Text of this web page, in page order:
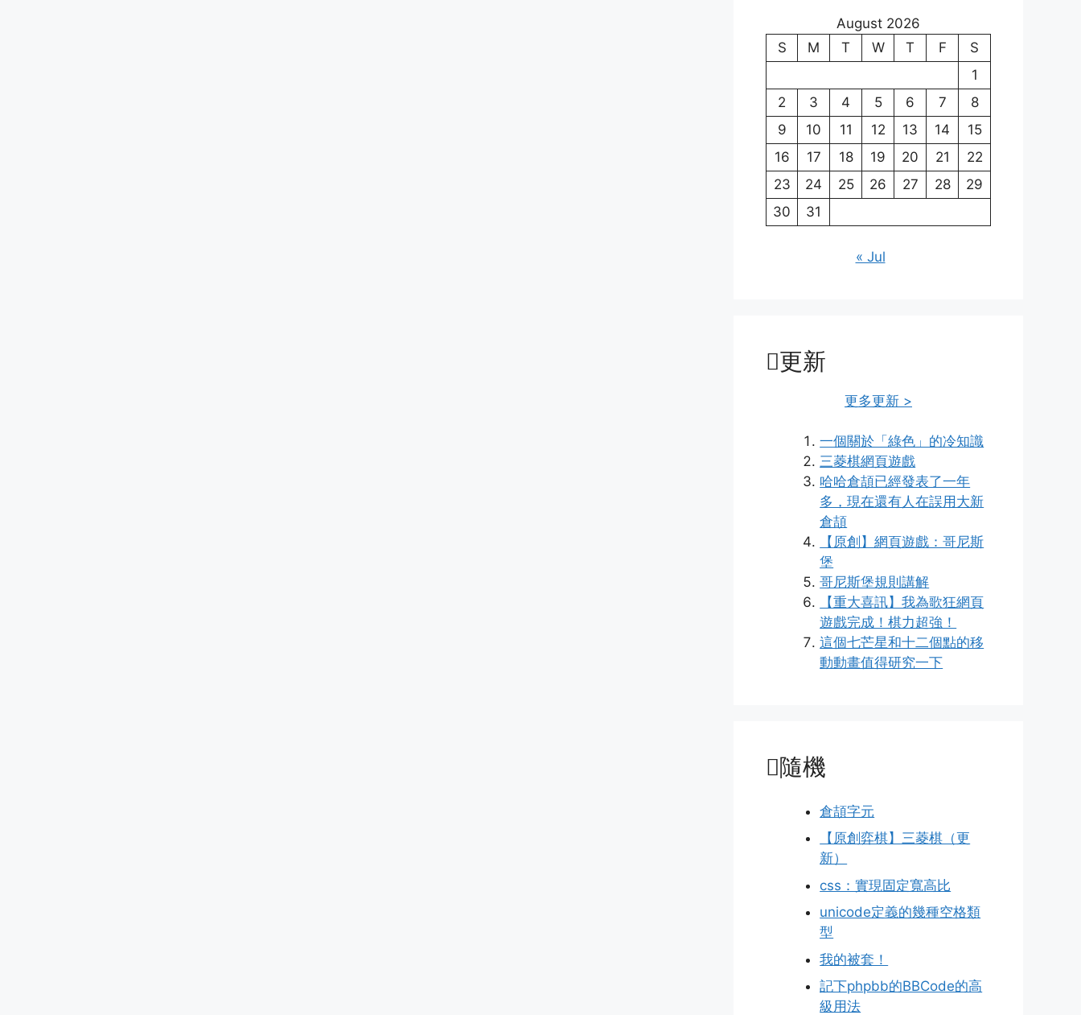
August 2026
S
M T W T F
S
1
2
3 4 5 6 7
8
9
10 11 12 13 14
15
16
17 18 19 20 21
22
23
24 25 26 27 28
29
30
31
« Jul
更新
更多更新 >
一個關於「綠色」的冷知識
三菱棋網頁遊戲
哈哈倉頡已經發表了一年
多，現在還有人在誤用大新
倉頡
【原創】網頁遊戲：哥尼斯
堡
哥尼斯堡規則講解
【重大喜訊】我為歌狂網頁
遊戲完成！棋力超強！
這個七芒星和十二個點的移
動動畫值得研究一下
隨機
倉頡字元
【原創弈棋】三菱棋（更
新）
css：實現固定寬高比
unicode定義的幾種空格類
型
我的被套！
記下phpbb的BBCode的高
級用法